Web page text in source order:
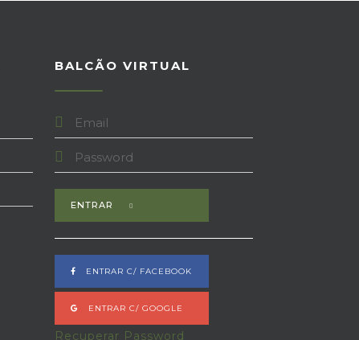
BALCÃO VIRTUAL
ENTRAR
ENTRAR C/ FACEBOOK
ENTRAR C/ GOOGLE
Recuperar Password